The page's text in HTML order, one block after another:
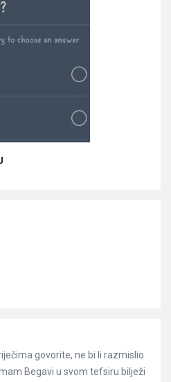
govorite, ne bi li razmislio
Begavi u svom tefsiru bilježi